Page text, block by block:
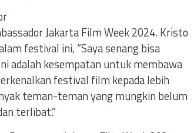
Jakarta Film Week 2024. Kristo
festival ini, “Saya senang bisa
adalah kesempatan untuk membawa
festival film kepada lebih
teman-teman yang mungkin belum
terlibat.”